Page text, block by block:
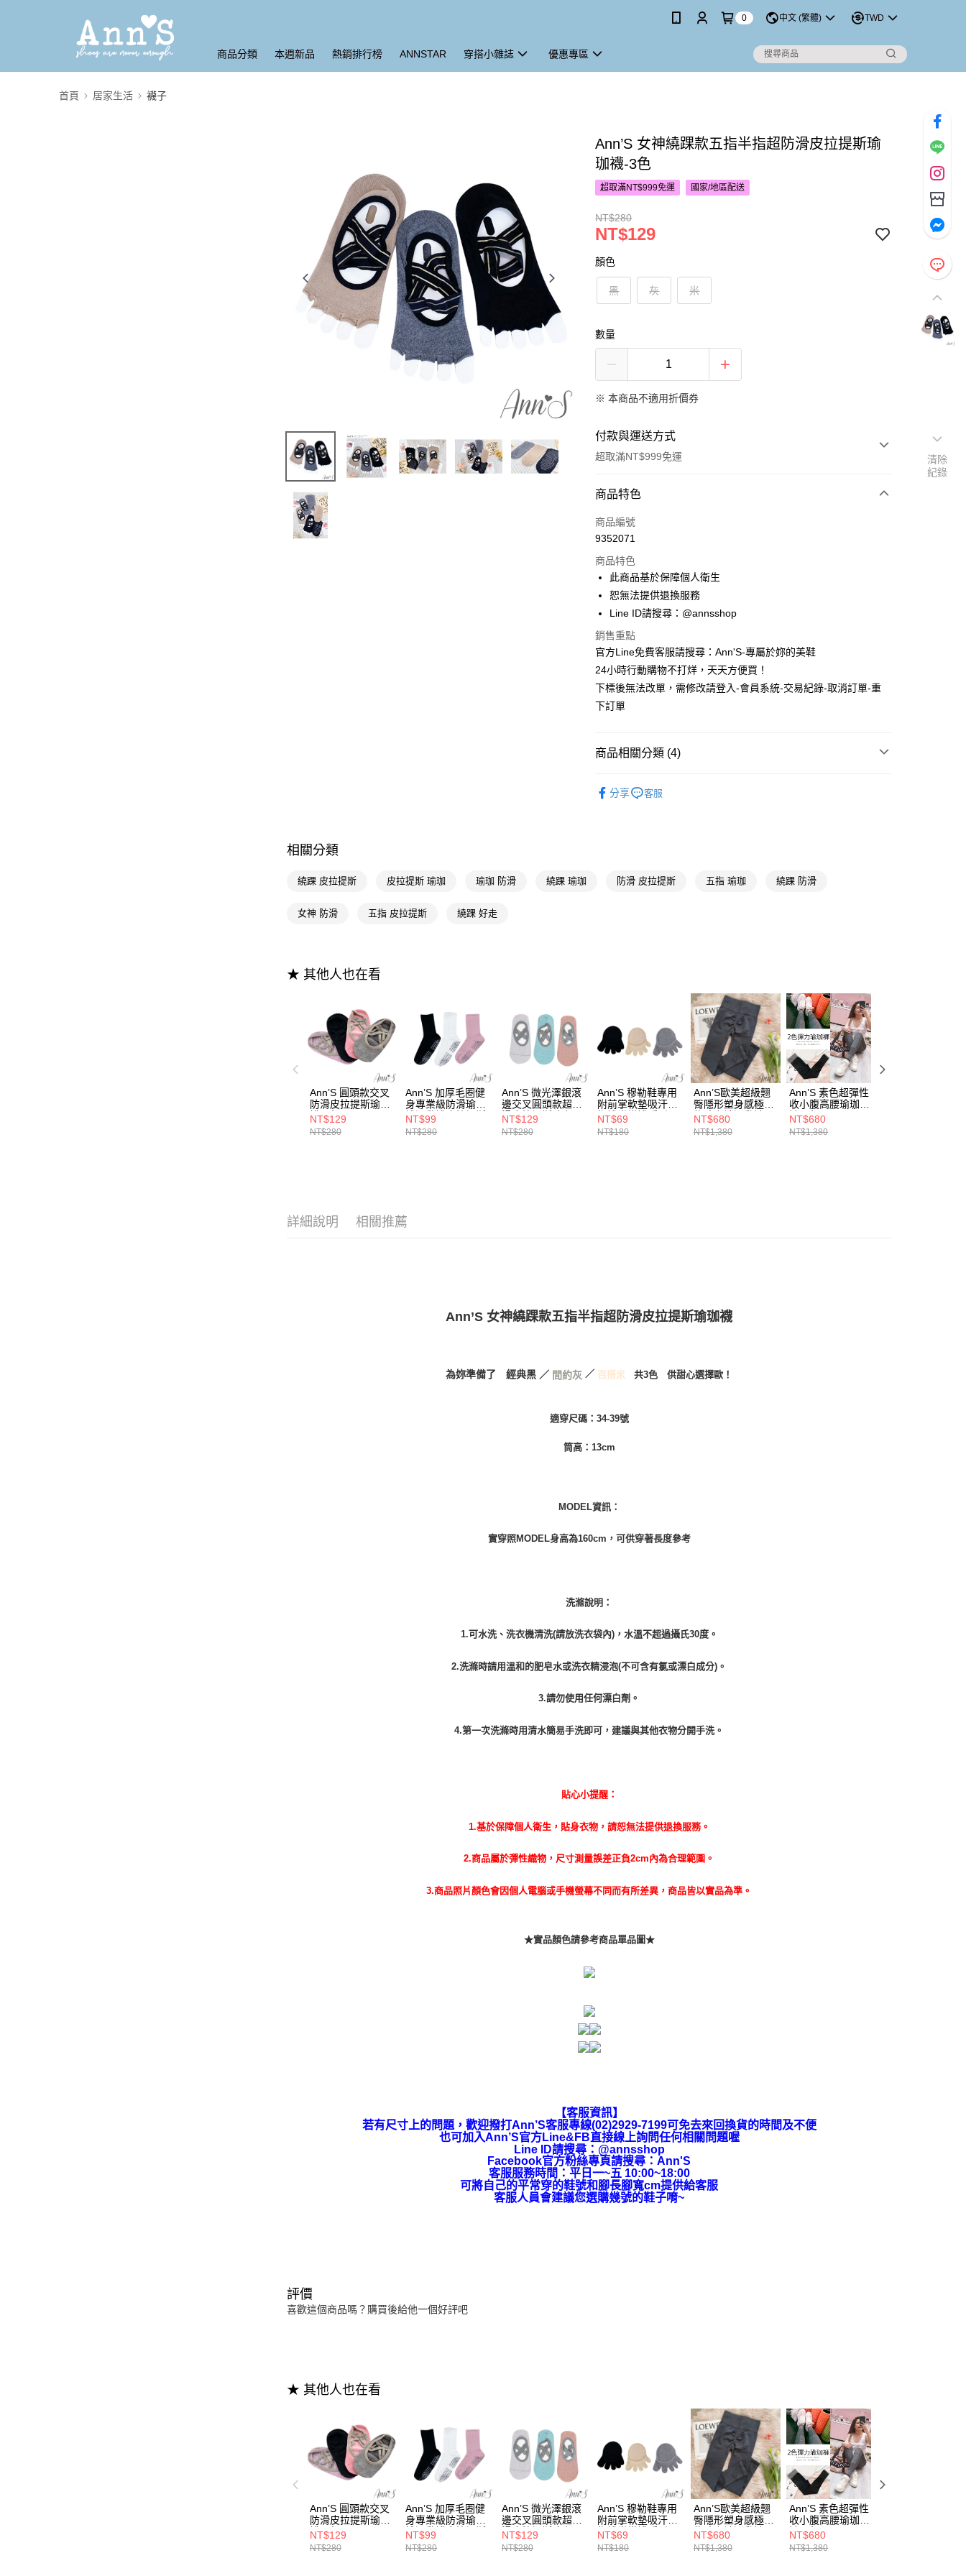
0 中文 (繁體) TWD
商品分類 本週新品 熱銷排行榜 ANNSTAR 穿搭小雜誌 優惠專區
首頁 居家生活 襪子
Ann’S 女神繞踝款五指半指超防滑皮拉提斯瑜
珈襪-3色
超取滿NT$999免運 國家/地區配送
NT$280
NT$129
顏色
黑 灰 米
數量
※ 本商品不適用折價券
付款與運送方式
超取滿NT$999免運
付款方式
信用卡一次付款
3 期 0 利率 每期 NT$43
合作金庫商業銀行
華南商業銀行
國泰世華商業銀行
臺灣中小企業銀行
台中商業銀行
匯豐（台灣）商業銀行
華泰商業銀行
聯邦商業銀行
遠東國際商業銀行
玉山商業銀行
6 期 0 利率 每期NT$21
合作金庫商業銀行
華南商業銀行
上海商業儲蓄銀行
國泰世華商業銀行
兆豐國際商業銀行
臺灣中小企業銀行
台中商業銀行
匯豐（台灣）商業銀行
華泰商業銀行
聯邦商業銀行
台新國際商業銀行
購物金
超商取貨付款
LINE Pay
悠遊付
1.本服務由台灣大哥大提供，台灣大哥大用戶可立即使用無須另外申請。
2.付款方式選擇「大哥付你分期」，訂單成立後會自動跳轉到大哥付的交易
2.透過簡訊連結打開帳單後，可選擇「超商條碼／台灣大直營門市／銀行轉
帳／街口支付／iPASS MONEY」等通路繳費。
【注意事項】
1.本服務係由「台灣大哥大股份有限公司」（以下簡稱本公司）所提供，讓
用戶於交易時，得透過本服務購買商品或服務，並由商店將買賣／分期付
款買賣價金債權讓與本公司後，依約使用本公司帳單繳交帳款。
2.基於同意付款使用「大哥付你分期」之契約關係目的，商店將以您的個人
資料（包含姓名、電話或地址）提供予台灣大哥大進項蒐集、處理及利
用，由本公司與您本人進行分期帳單所需資料之確認、核對及更正。
相關說明
【「AFTEE先享後付」結帳流程】
１．於結帳方式選擇「AFTEE先享後付」後，將跳轉至「AFTEE先享後
付」結帳頁面，進行簡訊認證並確認金額後，即可完成結帳。
２．訂單成立數日內，您將收到繳費通知簡訊。
３．收到繳費通知簡訊後14天內，點擊此簡訊中的連結，可透過四大超商
／ATM／網路銀行／等多元方式進行付款，方視為交易完成。
※ 請注意：結帳手續完成當下不需立刻繳費，但若您需要取消訂單，請聯
絡購買商品的店家。未經商家同意取消之訂單仍視為有效，需透過AFTEE
先享後付繳納相關費用。
※ 交易是否成功請以「AFTEE先享後付 」之結帳頁面顯示為準，若有關於
是否繳費成功／繳費後需取消欲退款等相關疑問，請聯繫「AFTEE先享後
付客戶支援中心」
https://netprotections.freshdesk.com/support/home
５．嚴禁一人註冊多個帳號或使用他人資訊註冊。若發現惡意使用之情
每筆NT$100，滿NT$999(含以上)免運費
付款後全家取貨
每筆NT$100，滿NT$999(含以上)免運費
萊爾富付款取貨
每筆NT$100，滿NT$999(含以上)免運費
付款後萊爾富取貨
國家/地區配送(非順豐配送，勿填寫順豐智能櫃地址)
商品特色
商品編號
9352071
商品特色
此商品基於保障個人衛生
恕無法提供退換服務
Line ID請搜尋：@annsshop
銷售重點
官方Line免費客服請搜尋：Ann'S-專屬於妳的美鞋
24小時行動購物不打烊，天天方便買！
下標後無法改單，需修改請登入-會員系統-交易紀錄-取消訂單-重
下訂單
商品相關分類 (4)
分享 客服
相關分類
繞踝 皮拉提斯 皮拉提斯 瑜珈 瑜珈 防滑 繞踝 瑜珈 防滑 皮拉提斯 五指 瑜珈 繞踝 防滑
女神 防滑 五指 皮拉提斯 繞踝 好走
★ 其他人也在看
Ann’S 圓頭款交叉
防滑皮拉提斯瑜珈
襪-4色
NT$129
NT$280
Ann’S 加厚毛圈健
身專業級防滑瑜珈
襪運動襪皮拉提斯
襪-3色
NT$99
NT$280
Ann’S 微光澤銀滾
邊交叉圓頭款超防
滑皮拉提斯瑜珈
襪-3色
NT$129
NT$280
Ann’S 穆勒鞋專用
附前掌軟墊吸汗五
指襪半掌襪隱形
襪-3色
NT$69
NT$180
Ann’S歐美超級翹
臀隱形塑身感極修
飾瑜珈褲運動褲
NT$680
NT$1,380
Ann’S 素色超彈性
收小腹高腰瑜珈
褲-2色
NT$680
NT$1,380
詳細說明 相關推薦
Ann’S 女神繞踝款五指半指超防滑皮拉提斯瑜珈襪
為妳準備了 經典黑 ／ 間約灰 ／ 百搭米 共3色 供甜心選擇歐！
適穿尺碼：34-39號
筒高：13cm
MODEL資訊：
實穿照MODEL身高為160cm，可供穿著長度參考
洗滌說明：
1.可水洗、洗衣機清洗(請放洗衣袋內)，水溫不超過攝氏30度。
2.洗滌時請用溫和的肥皂水或洗衣精浸泡(不可含有氯或漂白成分)。
3.請勿使用任何漂白劑。
4.第一次洗滌時用清水簡易手洗即可，建議與其他衣物分開手洗。
貼心小提醒：
1.基於保障個人衛生，貼身衣物，請恕無法提供退換服務。
2.商品屬於彈性織物，尺寸測量誤差正負2cm內為合理範圍。
3.商品照片顏色會因個人電腦或手機螢幕不同而有所差異，商品皆以實品為準。
★實品顏色請參考商品單品圖★
【客服資訊】
若有尺寸上的問題，歡迎撥打Ann’S客服專線(02)2929-7199可免去來回換貨的時間及不便
也可加入Ann’S官方Line&FB直接線上詢問任何相關問題喔
Line ID請搜尋：@annsshop
Facebook官方粉絲專頁請搜尋：Ann'S
客服服務時間：平日一~五 10:00~18:00
可將自己的平常穿的鞋號和腳長腳寬cm提供給客服
客服人員會建議您選購幾號的鞋子唷~
評價
喜歡這個商品嗎？購買後給他一個好評吧
★ 其他人也在看
Ann’S 圓頭款交叉
防滑皮拉提斯瑜珈
襪-4色
NT$129
NT$280
Ann’S 加厚毛圈健
身專業級防滑瑜珈
襪運動襪皮拉提斯
襪-3色
NT$99
NT$280
Ann’S 微光澤銀滾
邊交叉圓頭款超防
滑皮拉提斯瑜珈
襪-3色
NT$129
NT$280
Ann’S 穆勒鞋專用
附前掌軟墊吸汗五
指襪半掌襪隱形
襪-3色
NT$69
NT$180
Ann’S歐美超級翹
臀隱形塑身感極修
飾瑜珈褲運動褲
NT$680
NT$1,380
Ann’S 素色超彈性
收小腹高腰瑜珈
褲-2色
NT$680
NT$1,380
清除
紀錄